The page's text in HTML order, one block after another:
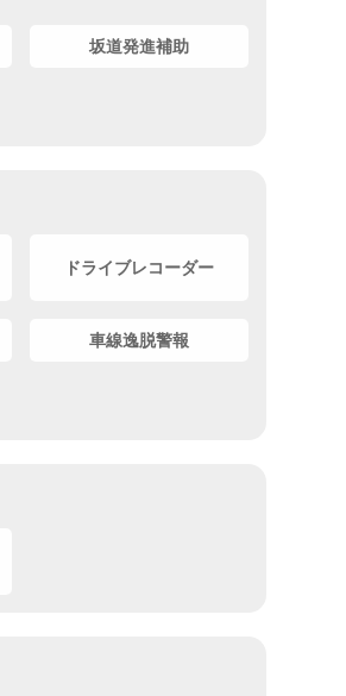
坂道発進補助
ドライブレコーダー
車線逸脱警報